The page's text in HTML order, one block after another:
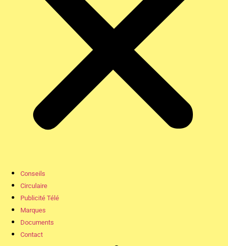
Conseils
Circulaire
Publicité Télé
Marques
Documents
Contact